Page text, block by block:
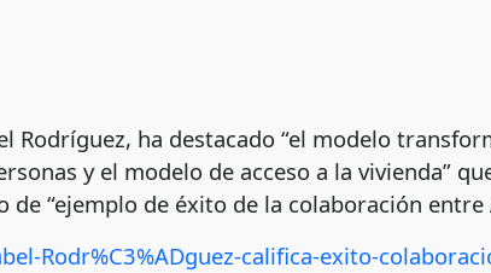
Rodríguez, ha destacado “el modelo
y el modelo de acceso a la vivienda”
de “ejemplo de éxito de la colaboración
Rodr%C3%ADguez-califica-exito-